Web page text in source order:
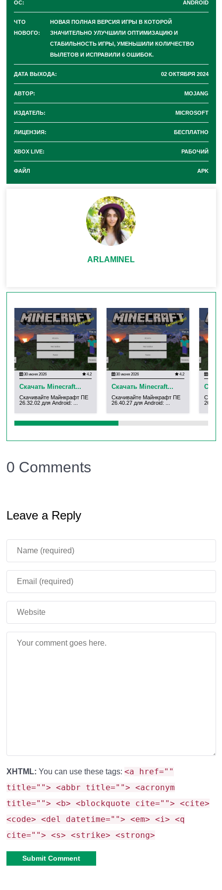
стойка для брони не опускаются на блок ниже.
ОС: ANDROID
ЧТО
НОВОГО:
НОВАЯ ПОЛНАЯ ВЕРСИЯ ИГРЫ В КОТОРОЙ
ЗНАЧИТЕЛЬНО УЛУЧШИЛИ ОПТИМИЗАЦИЮ И
СТАБИЛЬНОСТЬ ИГРЫ, УМЕНЬШИЛИ КОЛИЧЕСТВО
ВЫЛЕТОВ И ИСПРАВИЛИ 6 ОШИБОК.
ДАТА ВЫХОДА: 02 ОКТЯБРЯ 2024
АВТОР: MOJANG
ИЗДАТЕЛЬ: MICROSOFT
ЛИЦЕНЗИЯ: БЕСПЛАТНО
XBOX LIVE: РАБОЧИЙ
ФАЙЛ APK
ARLAMINEL
30 июня 2026 4.2
Скачать Minecraft...
Скачивайте Майнкрафт ПЕ
26.32.02 для Android: ...
30 июня 2026 4.2
Скачать Minecraft...
Скачивайте Майнкрафт ПЕ
26.40.27 для Android: ...
30
0 Comments
Leave a Reply
XHTML: You can use these tags: <a href=""
title=""> <abbr title=""> <acronym
title=""> <b> <blockquote cite=""> <cite>
<code> <del datetime=""> <em> <i> <q
cite=""> <s> <strike> <strong>